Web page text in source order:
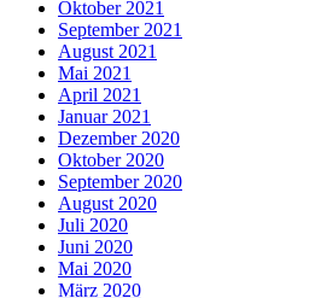
Oktober 2021
September 2021
August 2021
Mai 2021
April 2021
Januar 2021
Dezember 2020
Oktober 2020
September 2020
August 2020
Juli 2020
Juni 2020
Mai 2020
März 2020